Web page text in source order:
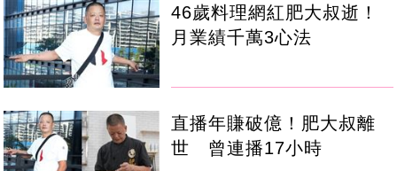
46歲料理網紅肥大叔逝！
月業績千萬3心法
直播年賺破億！肥大叔離
世 曾連播17小時